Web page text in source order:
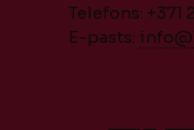
Telefons: +371
E-pasts: